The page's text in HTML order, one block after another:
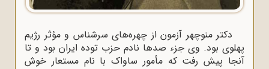
دکتر منوچهر آزمون از چهره‌های سرشناس و مؤثر رژیم
پهلوی بود. وی جزء صدها نادم حزب توده ایران بود و تا
آنجا پیش رفت که مأمور ساواک با نام مستعار خوش